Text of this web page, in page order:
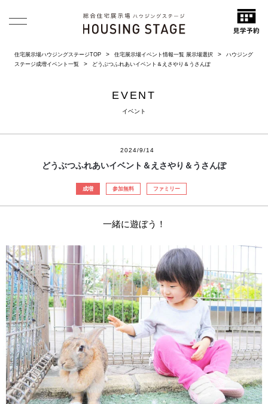
住宅展示場ハウジングステージTOP 住宅展示場イベント情報一覧 展示場選択
ハウジング
ステージ成増イベント一覧
どうぶつふれあいイベント＆えさやり＆うさんぽ
EVENT
イベント
2024/9/14
どうぶつふれあいイベント＆えさやり＆うさんぽ
成増 参加無料 ファミリー
一緒に遊ぼう！